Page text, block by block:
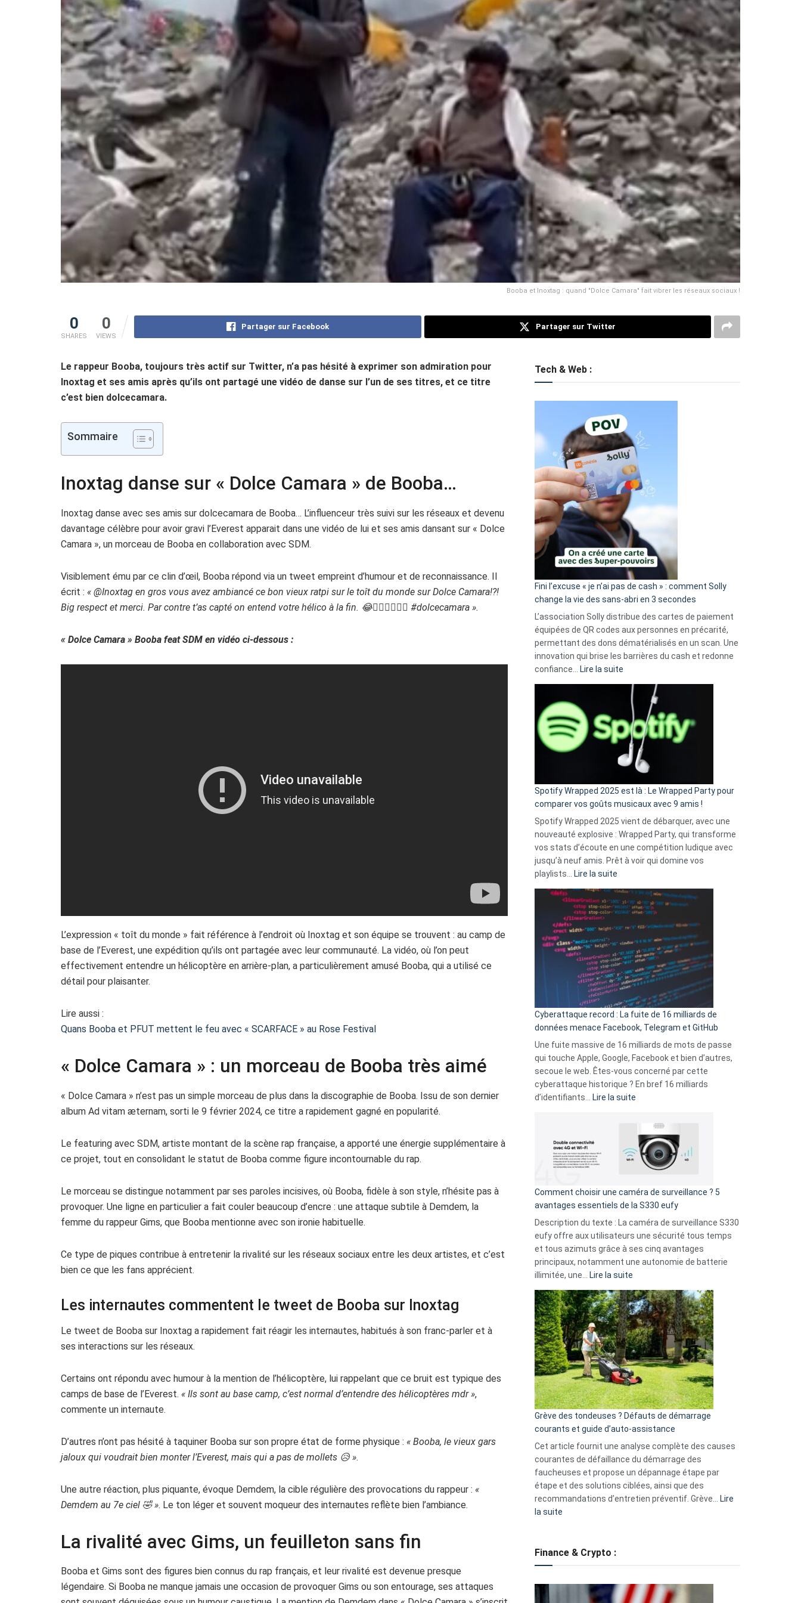
Booba et Inoxtag : quand "Dolce Camara" fait vibrer les réseaux sociaux !
0
SHARES
0
VIEWS
Partager sur Facebook Partager sur Twitter
Le rappeur Booba, toujours très actif sur Twitter, n’a pas hésité à exprimer son admiration pour
Inoxtag et ses amis après qu’ils ont partagé une vidéo de danse sur l’un de ses titres, et ce titre
c’est bien dolcecamara.
Sommaire
Inoxtag danse sur « Dolce Camara » de Booba…
Inoxtag danse avec ses amis sur dolcecamara de Booba… L’influenceur très suivi sur les réseaux et devenu
davantage célèbre pour avoir gravi l’Everest apparait dans une vidéo de lui et ses amis dansant sur « Dolce
Camara », un morceau de Booba en collaboration avec SDM.
Visiblement ému par ce clin d’œil, Booba répond via un tweet empreint d’humour et de reconnaissance. Il
écrit : « @Inoxtag en gros vous avez ambiancé ce bon vieux ratpi sur le toît du monde sur Dolce Camara!?!
Big respect et merci. Par contre t’as capté on entend votre hélico à la fin. 😂👌🏾🚁🗻🏴‍☠️ #dolcecamara ».
« Dolce Camara » Booba feat SDM en vidéo ci-dessous :
L’expression « toît du monde » fait référence à l’endroit où Inoxtag et son équipe se trouvent : au camp de
base de l’Everest, une expédition qu’ils ont partagée avec leur communauté. La vidéo, où l’on peut
effectivement entendre un hélicoptère en arrière-plan, a particulièrement amusé Booba, qui a utilisé ce
détail pour plaisanter.
Lire aussi :
Quans Booba et PFUT mettent le feu avec « SCARFACE » au Rose Festival
« Dolce Camara » : un morceau de Booba très aimé
« Dolce Camara » n’est pas un simple morceau de plus dans la discographie de Booba. Issu de son dernier
album Ad vitam æternam, sorti le 9 février 2024, ce titre a rapidement gagné en popularité.
Le featuring avec SDM, artiste montant de la scène rap française, a apporté une énergie supplémentaire à
ce projet, tout en consolidant le statut de Booba comme figure incontournable du rap.
Le morceau se distingue notamment par ses paroles incisives, où Booba, fidèle à son style, n’hésite pas à
provoquer. Une ligne en particulier a fait couler beaucoup d’encre : une attaque subtile à Demdem, la
femme du rappeur Gims, que Booba mentionne avec son ironie habituelle.
Ce type de piques contribue à entretenir la rivalité sur les réseaux sociaux entre les deux artistes, et c’est
bien ce que les fans apprécient.
Les internautes commentent le tweet de Booba sur Inoxtag
Le tweet de Booba sur Inoxtag a rapidement fait réagir les internautes, habitués à son franc-parler et à
ses interactions sur les réseaux.
Certains ont répondu avec humour à la mention de l’hélicoptère, lui rappelant que ce bruit est typique des
camps de base de l’Everest. « Ils sont au base camp, c’est normal d’entendre des hélicoptères mdr »,
commente un internaute.
D’autres n’ont pas hésité à taquiner Booba sur son propre état de forme physique : « Booba, le vieux gars
jaloux qui voudrait bien monter l’Everest, mais qui a pas de mollets 😥 ».
Une autre réaction, plus piquante, évoque Demdem, la cible régulière des provocations du rappeur : «
Demdem au 7e ciel 🤣 ». Le ton léger et souvent moqueur des internautes reflète bien l’ambiance.
La rivalité avec Gims, un feuilleton sans fin
Booba et Gims sont des figures bien connus du rap français, et leur rivalité est devenue presque
légendaire. Si Booba ne manque jamais une occasion de provoquer Gims ou son entourage, ses attaques
Tech & Web :
Fini l’excuse « je n’ai pas de cash » : comment Solly
change la vie des sans-abri en 3 secondes
L’association Solly distribue des cartes de paiement
équipées de QR codes aux personnes en précarité,
permettant des dons dématérialisés en un scan. Une
innovation qui brise les barrières du cash et redonne
confiance…
Lire la suite
l’excuse
je
n’ai
pas
de
cash
»
Solly
change
la
vie
sans-
abri
en
3
secondes
Spotify Wrapped 2025 est là : Le Wrapped Party pour
comparer vos goûts musicaux avec 9 amis !
Spotify Wrapped 2025 vient de débarquer, avec une
nouveauté explosive : Wrapped Party, qui transforme
vos stats d’écoute en une compétition ludique avec
jusqu’à neuf amis. Prêt à voir qui domine vos
playlists…
Lire la suite
Wrapped
2025
est
:
Le
Wrapped
Party
pour
comparer
vos
goûts
musicaux
avec
9
amis
Cyberattaque record : La fuite de 16 milliards de
données menace Facebook, Telegram et GitHub
Une fuite massive de 16 milliards de mots de passe
qui touche Apple, Google, Facebook et bien d’autres,
secoue le web. Êtes-vous concerné par cette
cyberattaque historique ? En bref 16 milliards
d’identifiants…
Lire la suite
record
La
fuite
16
milliards
données
menace
Facebook,
Telegram
GitHub
Comment choisir une caméra de surveillance ? 5
avantages essentiels de la S330 eufy
Description du texte : La caméra de surveillance S330
eufy offre aux utilisateurs une sécurité tous temps
et tous azimuts grâce à ses cinq avantages
principaux, notamment une autonomie de batterie
illimitée, une…
Lire la suite
choisir
une
caméra
de
surveillance
?
5
avantages
essentiels
de
la
S330
eufy
Grève des tondeuses ? Défauts de démarrage
courants et guide d’auto-assistance
Cet article fournit une analyse complète des causes
courantes de défaillance du démarrage des
faucheuses et propose un dépannage étape par
étape et des solutions ciblées, ainsi que des
recommandations d’entretien préventif. Grève…
Lire
la suite
tondeuses
Finance & Crypto :